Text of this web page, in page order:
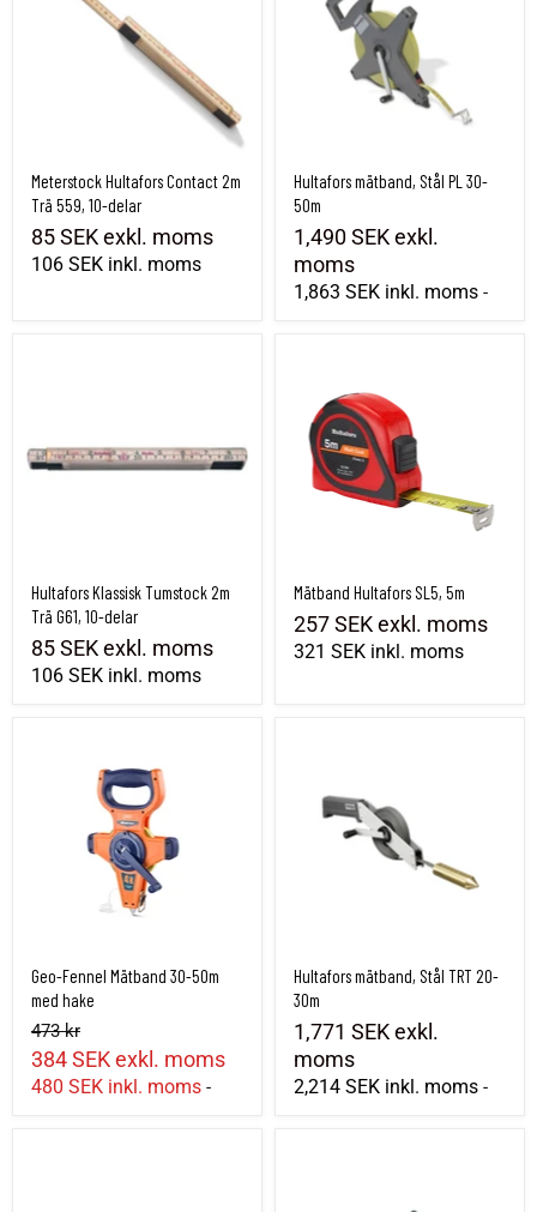
Meterstock Hultafors Contact 2m
Trä 559, 10-delar
85 SEKexkl. moms
106 SEK inkl. moms
Hultafors mätband, Stål PL 30-
50m
1,490 SEKexkl.
moms
1,863 SEK inkl. moms -
Hultafors Klassisk Tumstock 2m
Trä G61, 10-delar
85 SEKexkl. moms
106 SEK inkl. moms
Mätband Hultafors SL5, 5m
257 SEKexkl. moms
321 SEK inkl. moms
Geo-Fennel Mätband 30-50m
med hake
473 kr
384 SEKexkl. moms
480 SEK inkl. moms -
Hultafors mätband, Stål TRT 20-
30m
1,771 SEKexkl.
moms
2,214 SEK inkl. moms -